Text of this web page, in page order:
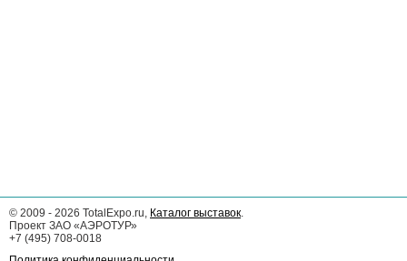
© 2009 - 2026 TotalExpo.ru, Каталог выставок.
Проект ЗАО «АЭРОТУР»
+7 (495) 708-0018